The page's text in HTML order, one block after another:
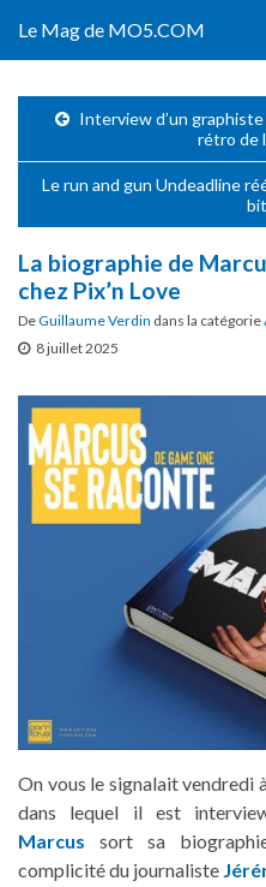
Le Mag de MO5.COM
Interview d’un
rétro de
Le run and gun Undeadline
bit
La biographie de
chez Pix’n Love
DeGuillaume Verdin dans la catégorie
8 juillet 2025
On vous le signalait vendredi
dans lequel il est
Marcus sort sa
complicité du journaliste